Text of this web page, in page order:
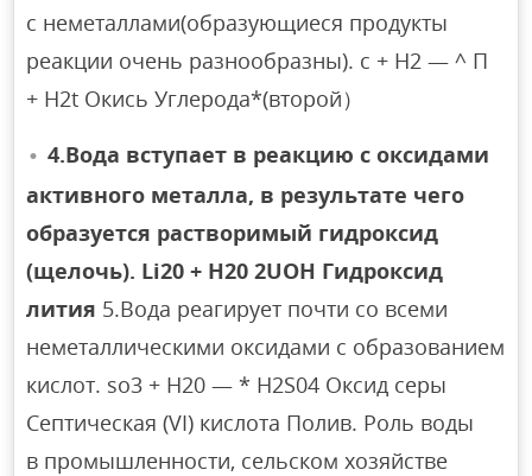
с неметаллами(образующиеся продукты
реакции очень разнообразны). с + Н2 — ^ П
+ H2t Окись Углерода*(второй）
4.Вода вступает в реакцию с оксидами
активного металла, в результате чего
образуется растворимый гидроксид
(щелочь). Li20 + H20 2UOH Гидроксид
лития 5.Вода реагирует почти со всеми
неметаллическими оксидами с образованием
кислот. ѕо3 + Н20 — * H2S04 Оксид серы
Септическая (VI) кислота Полив. Роль воды
в промышленности, сельском хозяйстве